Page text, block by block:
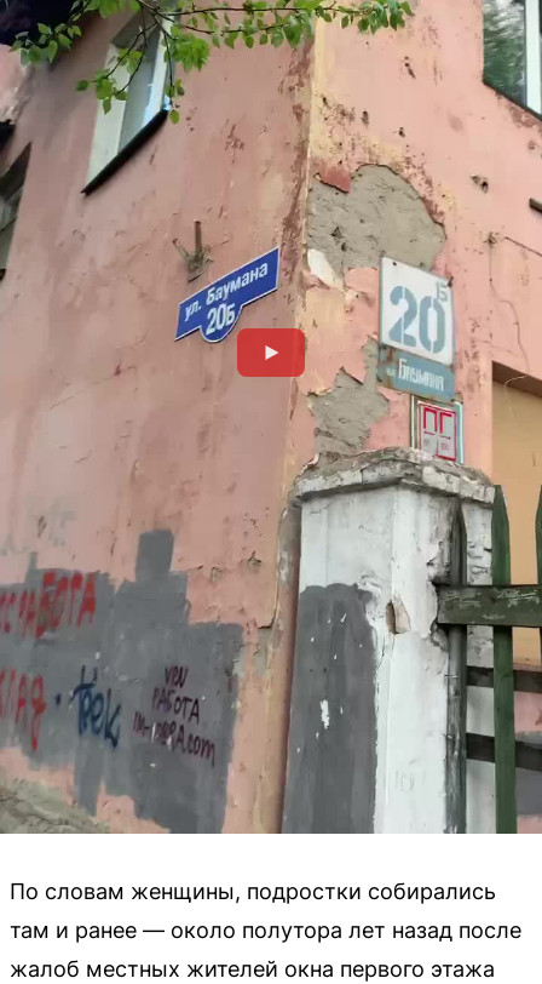
По словам женщины, подростки собирались
там и ранее — около полутора лет назад после
жалоб местных жителей окна первого этажа